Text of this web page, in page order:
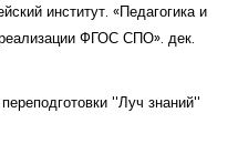
институт. «Педагогика и
ФГОС СПО». дек.
"Луч знаний"